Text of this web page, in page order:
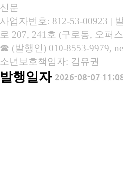
신문
사업자번호: 812-53-00923 |
로 207, 241호 (구로동, 오퍼
☎ (발행인) 010-8553-9979,
소년보호책임자: 김유권
발행일자